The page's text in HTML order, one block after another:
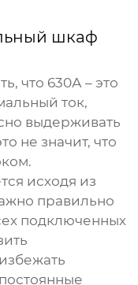
шкаф
что 630А – это
ток,
выдерживать
не значит, что
исходя из
правильно
подключенных